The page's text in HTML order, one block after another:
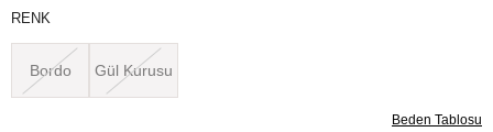
RENK
Bordo Gül Kurusu
Beden Tablosu